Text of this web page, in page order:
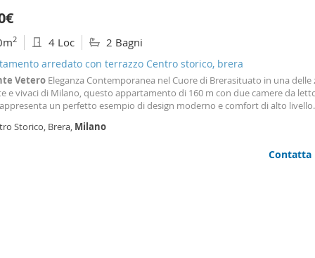
2 4 Loc 2 Bagni
arredato con terrazzo Centro storico, brera
Vetero Eleganza Contemporanea nel Cuore di Brerasituato in una delle
e vivaci di Milano, questo appartamento di 160 m con due camere da
un perfetto esempio di design moderno e comfort di alto
studiata e arredi su misura che
Storico, Brera, Milano
Contatta